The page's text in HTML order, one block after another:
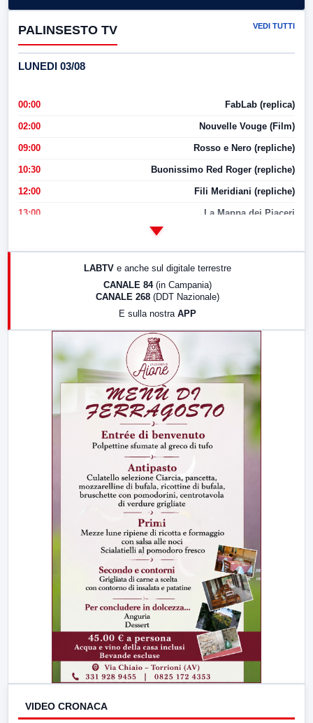
PALINSESTO TV VEDI TUTTI
LUNEDI 03/08
00:00 FabLab (replica)
02:00 Nouvelle Vouge (Film)
09:00 Rosso e Nero (repliche)
10:30 Buonissimo Red Roger (repliche)
12:00 Fili Meridiani (repliche)
13:00 La Mappa dei Piaceri
LABTV e anche sul digitale terrestre
CANALE 84 (in Campania)
CANALE 268 (DDT Nazionale)
E sulla nostra APP
VIDEO CRONACA